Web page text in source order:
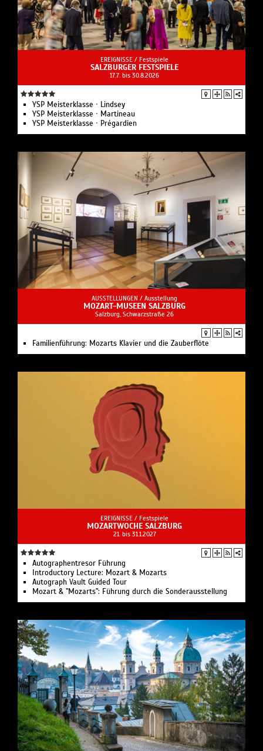
EREIGNISSE / Festspiele
SALZBURGER FESTSPIELE
17.7. bis 30.8.2026
YSP Meisterklasse · Lindsey
YSP Meisterklasse · Martineau
YSP Meisterklasse · Prégardien
AUSSTELLUNGEN / Ausstellung
MOZART-MUSEEN SALZBURG
Salzburg, Schwarzstraße 26
Familienführung: Mozarts Klavier und die Zauberflöte
EREIGNISSE / Festspiele
MOZARTWOCHE SALZBURG
21. bis 31.1.2027
Autographentresor Führung
Introductory Lecture: Mozart & Mozarts
Autograph Vault Guided Tour
Mozart & "Mozarts": Führung durch die Sonderausstellung